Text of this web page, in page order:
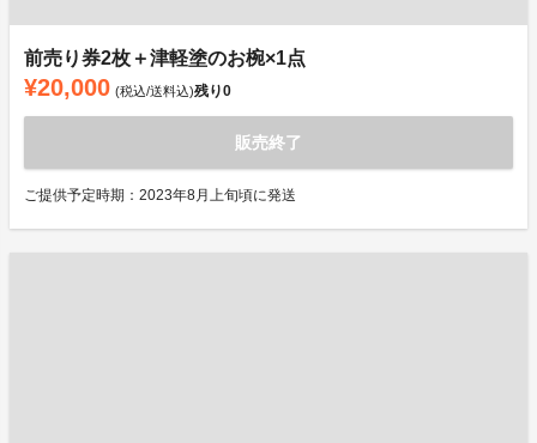
前売り券2枚＋津軽塗のお椀×1点
¥20,000 (税込/送料込)残り0
販売終了
ご提供予定時期：2023年8月上旬頃に発送